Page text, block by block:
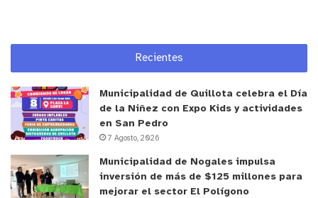
Recientes
Municipalidad de Quillota celebra el Día
de la Niñez con Expo Kids y actividades
en San Pedro
7 Agosto, 2026
Municipalidad de Nogales impulsa
inversión de más de $125 millones para
mejorar el sector El Polígono